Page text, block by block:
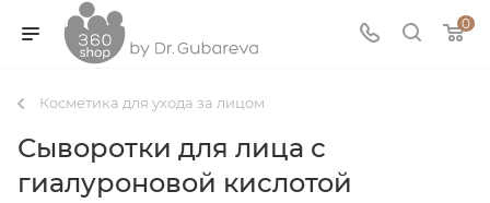
0
Косметика для ухода за лицом
Сыворотки для лица с
гиалуроновой кислотой